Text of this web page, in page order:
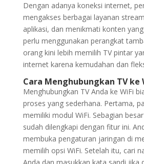
Dengan adanya koneksi internet,
mengakses berbagai layanan
aplikasi, dan menikmati konten
perlu menggunakan perangkat
orang kini lebih memilih TV pintar
internet karena kemudahan dan
Cara Menghubungkan TV ke
Menghubungkan TV Anda ke WiFi
proses yang sederhana. Pertama,
memiliki modul WiFi. Sebagian
sudah dilengkapi dengan fitur ini.
membuka pengaturan jaringan di
memilih opsi WiFi. Setelah itu, cari